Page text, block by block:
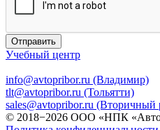
Отправить
Учебный центр
info@avtopribor.ru (Владимир)
tlt@avtopribor.ru (Тольятти)
sales@avtopribor.ru
© 2018−2026 ООО «НПК